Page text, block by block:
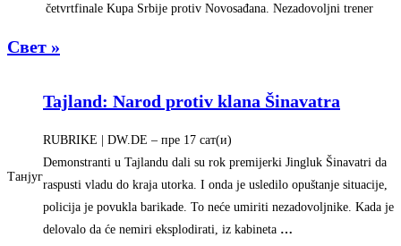
četvrtfinale Kupa Srbije protiv Novosađana. Nezadovoljni trener
Свет »
Танјуг
Tajland: Narod protiv klana Šinavatra
RUBRIKE | DW.DE – ‎пре 17 сат(и)‎
Demonstranti u Tajlandu dali su rok premijerki Jingluk Šinavatri da
raspusti vladu do kraja utorka. I onda je usledilo opuštanje situacije,
policija je povukla barikade. To neće umiriti nezadovoljnike. Kada je
delovalo da će nemiri eksplodirati, iz kabineta …